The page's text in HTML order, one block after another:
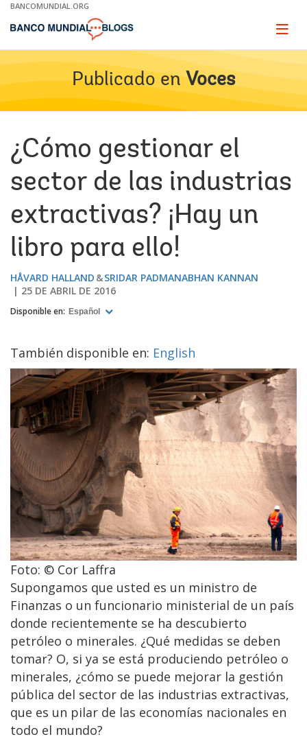
Skip
Main
BANCOMUNDIAL.ORG
Page
Publicado en Voces
¿Cómo gestionar el
sector de las industrias
extractivas? ¡Hay un
libro para ello!
HÅVARD HALLAND
SRIDAR PADMANABHAN KANNAN
25 DE ABRIL DE 2016
Disponible en: Español
También disponible en: English
Foto: © Cor Laffra
Supongamos que usted es un ministro de
Finanzas o un funcionario ministerial de un país
donde recientemente se ha descubierto
petróleo o minerales. ¿Qué medidas se deben
tomar? O, si ya se está produciendo petróleo o
minerales, ¿cómo se puede mejorar la gestión
pública del sector de las industrias extractivas,
que es un pilar de las economías nacionales en
todo el mundo?